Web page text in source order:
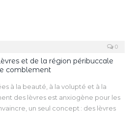
sous forme de strates successives
(d’où le terme micrographique).
sur coupe en congélation sur tissu
la coupe chirurgicale, ce qui permet
de la marge chirurgicale. Seules
d’un tissu sain.
complète de la tumeur assure de
que la technique chirurgicale
0
et de la région péribuccale
comblement
à la beauté, à la volupté et à la
des lèvres est anxiogène pour les
un seul concept : des lèvres